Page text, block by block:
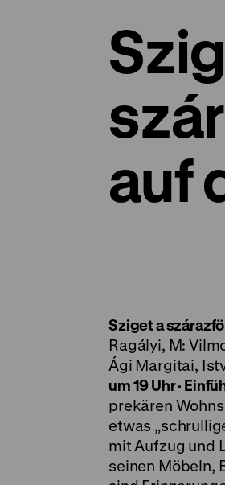
auf
Sziget a
Ragályi, M:
Ági Margitai,
um 19 Uhr ·
prekären
etwas
mit Aufzug und
seinen Möbeln,